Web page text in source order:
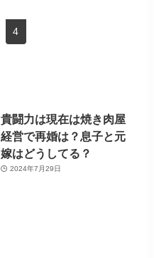
貴闘力は現在は焼き肉屋
経営で再婚は？息子と元
嫁はどうしてる？
2024年7月29日